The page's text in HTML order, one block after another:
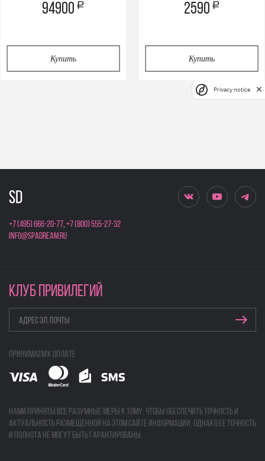
94900 a
Купить
2590 a
Купить
+7 (495) 666-20-77,+7 (800) 555-27-32
info@spadream.ru
КЛУБ ПРИВИЛЕГИЙ
Принимаем к оплате
Нами приняты все разумные меры к тому, чтобы обеспечить точность и
актуальность размещенной на этом сайте информации, однако ее точность
и полнота не могут быть гарантированы.
Privacy notice